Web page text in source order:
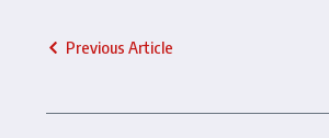
Previous Article